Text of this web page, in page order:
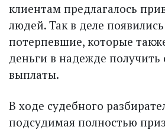
клиентам предлагалось
людей. Так в деле
потерпевшие, которые
деньги в надежде
выплаты.
В ходе судебного
подсудимая полностью